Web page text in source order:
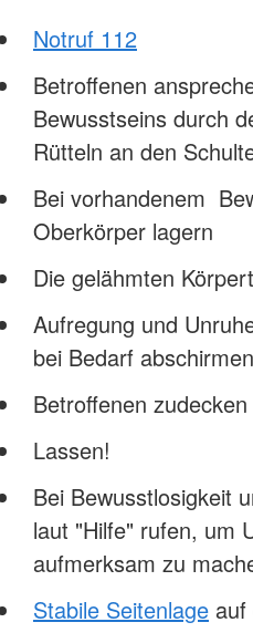
Notruf 112
Betroffenen
Bewusstseins durch
Rütteln an den
Bei vorhandenem
Oberkörper lagern
Die gelähmten
Aufregung und
bei Bedarf
Betroffenen zudecken
Lassen!
Bei Bewusstlosigkeit
laut "Hilfe" rufen, um
aufmerksam zu
Stabile Seitenlage